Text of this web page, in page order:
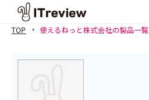
TOP 使えるねっと株式会社の製品一覧